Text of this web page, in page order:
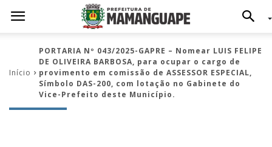
Início
PORTARIA Nº 043/2025-GAPRE – Nomear LUIS FELIPE
DE OLIVEIRA BARBOSA, para ocupar o cargo de
provimento em comissão de ASSESSOR ESPECIAL,
Símbolo DAS-200, com lotação no Gabinete do
Vice-Prefeito deste Município.